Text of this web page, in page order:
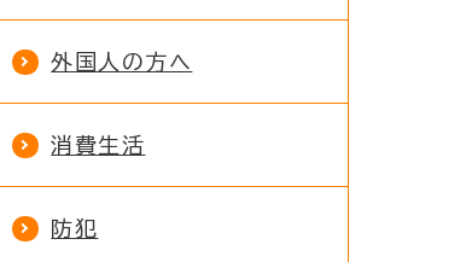
外国人の方へ
消費生活
防犯